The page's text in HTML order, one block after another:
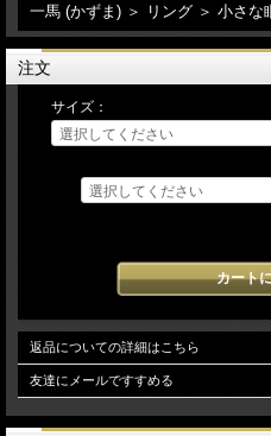
一馬 (かずま) ＞ リング ＞ 小さな
注文
サイズ：
返品についての詳細はこちら
友達にメールですすめる